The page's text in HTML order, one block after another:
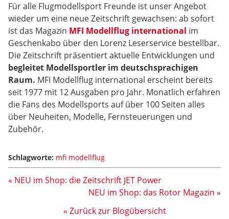
Für alle Flugmodellsport Freunde ist unser Angebot
wieder um eine neue Zeitschrift gewachsen: ab sofort
ist das Magazin MFI Modellflug international im
Geschenkabo über den Lorenz Leserservice bestellbar.
Die Zeitschrift präsentiert aktuelle Entwicklungen und
begleitet Modellsportler im deutschsprachigen
Raum. MFI Modellflug international erscheint bereits
seit 1977 mit 12 Ausgaben pro Jahr. Monatlich erfahren
die Fans des Modellsports auf über 100 Seiten alles
über Neuheiten, Modelle, Fernsteuerungen und
Zubehör.
Schlagworte: mfi modellflug
« NEU im Shop: die Zeitschrift JET Power
NEU im Shop: das Rotor Magazin »
« Zurück zur Blogübersicht